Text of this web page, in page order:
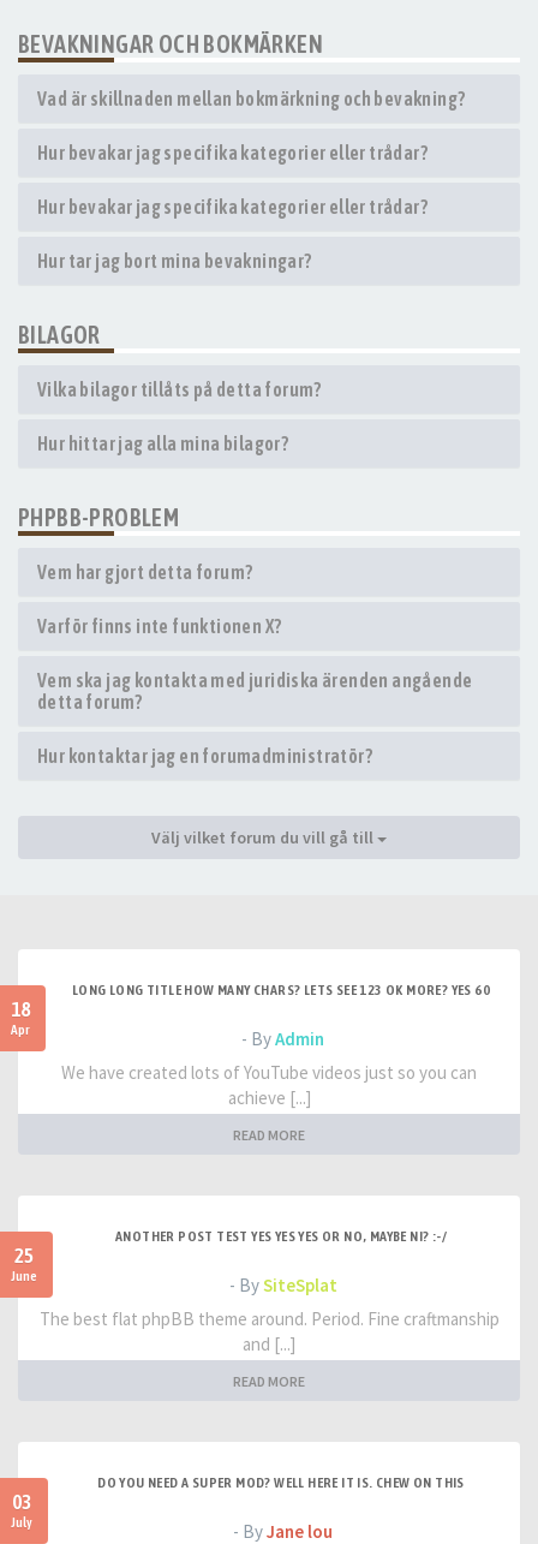
BEVAKNINGAR OCH BOKMÄRKEN
Vad är skillnaden mellan bokmärkning och bevakning?
Hur bevakar jag specifika kategorier eller trådar?
Hur bevakar jag specifika kategorier eller trådar?
Hur tar jag bort mina bevakningar?
BILAGOR
Vilka bilagor tillåts på detta forum?
Hur hittar jag alla mina bilagor?
PHPBB-PROBLEM
Vem har gjort detta forum?
Varför finns inte funktionen X?
Vem ska jag kontakta med juridiska ärenden angående
detta forum?
Hur kontaktar jag en forumadministratör?
Välj vilket forum du vill gå till
18
Apr
LONG LONG TITLE HOW MANY CHARS? LETS SEE 123 OK MORE? YES 60
- ByAdmin
We have created lots of YouTube videos just so you can
achieve [...]
READ MORE
25
June
ANOTHER POST TEST YES YES YES OR NO, MAYBE NI? :-/
- BySiteSplat
The best flat phpBB theme around. Period. Fine craftmanship
and [...]
READ MORE
03
July
DO YOU NEED A SUPER MOD? WELL HERE IT IS. CHEW ON THIS
- ByJane lou